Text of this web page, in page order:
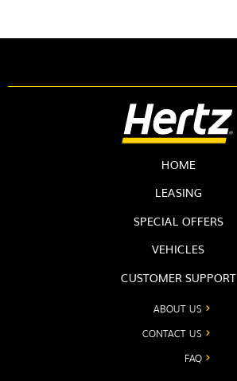
HOME
LEASING
SPECIAL OFFERS
VEHICLES
CUSTOMER SUPPORT
ABOUT US
CONTACT US
FAQ